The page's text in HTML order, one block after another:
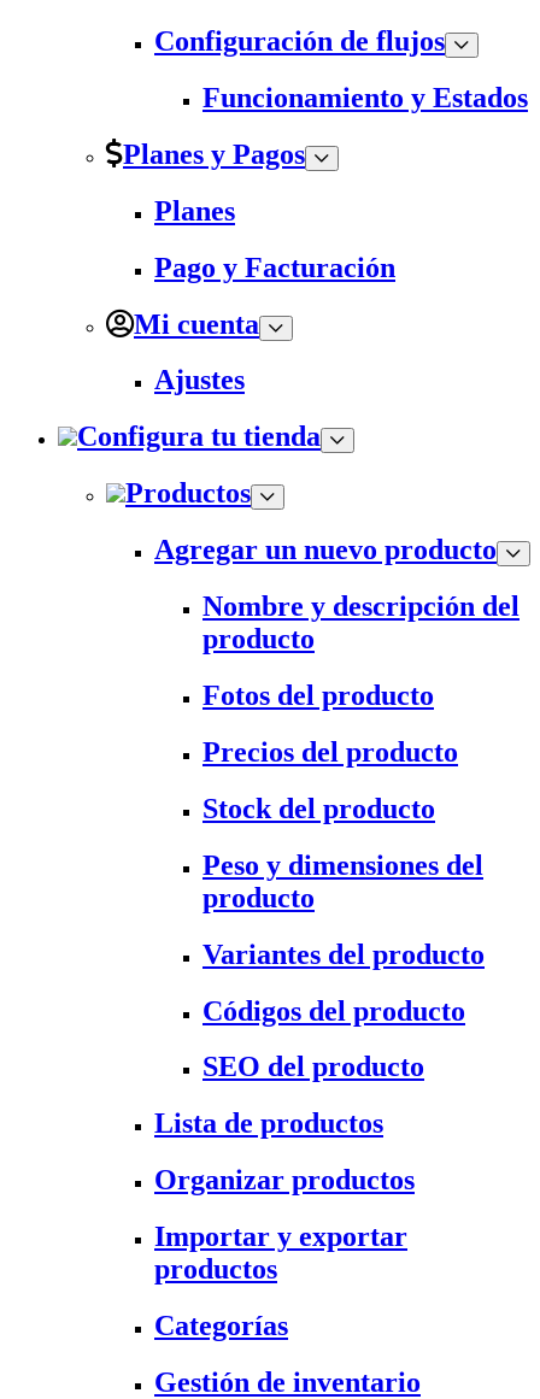
Configuración de flujos
Funcionamiento y Estados
Planes y Pagos
Planes
Pago y Facturación
Mi cuenta
Ajustes
Configura tu tienda
Productos
Agregar un nuevo producto
Nombre y descripción del
producto
Fotos del producto
Precios del producto
Stock del producto
Peso y dimensiones del
producto
Variantes del producto
Códigos del producto
SEO del producto
Lista de productos
Organizar productos
Importar y exportar
productos
Categorías
Gestión de inventario